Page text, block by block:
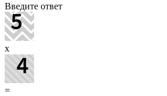
Введите ответ
x
=